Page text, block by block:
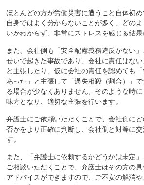
ほとんどの方が労働災害に遭うこと自体初
自身ではよく分からないことが多く、どの
いかわからず、非常にストレスを感じる結果
また、会社側も「安全配慮義務違反がない
せいで起きた事故であり、会社に責任はな
と主張したり、仮に会社の責任を認めても
あった」と主張して「過失相殺（割合）」で
る場合が少なくありません。そのような時
味方となり、適切な主張を行います。
弁護士にご依頼いただくことで、会社側に
否かをより正確に判断し、会社側と対等に
す。
また、「弁護士に依頼するかどうかは未定
ご相談いただくことで、弁護士はその方の
アドバイスができますので、ご不安の解消